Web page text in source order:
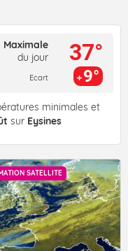
Maximale
du jour
Ecart
37°
9°
minimales et
sur Eysines
SATELLITE